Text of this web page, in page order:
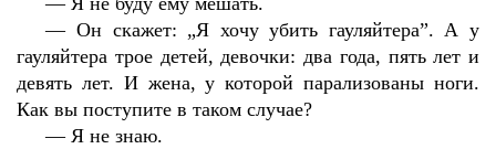
—Он скажет: „Я хочу убить гауляйтера”. А у
гауляйтера трое детей, девочки: два года, пять лет и
девять лет. И жена, у которой парализованы ноги.
Как вы поступите в таком случае?
—Я не знаю.